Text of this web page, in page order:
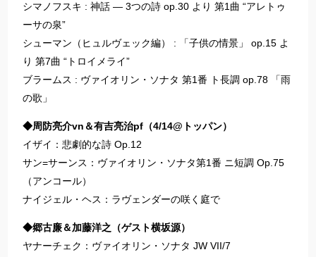
シマノフスキ : 神話 ― 3つの詩 op.30 より 第1曲 “アレトゥ
ーサの泉”
シューマン（ヒュルヴェック編） : 「子供の情景」 op.15 よ
り 第7曲 “トロイメライ”
ブラームス : ヴァイオリン・ソナタ 第1番 ト長調 op.78 「雨
の歌」
◆周防亮介vn＆有吉亮治pf（4/14@トッパン）
イザイ：悲劇的な詩 Op.12
サン=サーンス：ヴァイオリン・ソナタ第1番 ニ短調 Op.75
（アンコール）
ナイジェル・ヘス：ラヴェンダーの咲く庭で
◆郷古廉＆加藤洋之（ゲスト横坂源）
ヤナーチェク：ヴァイオリン・ソナタ JW VII/7